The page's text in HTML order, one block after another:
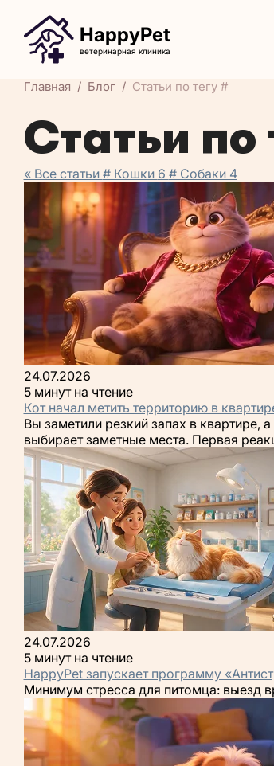
HappyPet
ветеринарная клиника
Главная Блог Статьи по тегу #
Статьи по
« Все статьи # Кошки 6 # Собаки 4
24.07.2026
5 минут на чтение
Кот начал метить территорию в
Вы заметили резкий запах в квартире,
выбирает заметные места. Первая
24.07.2026
5 минут на чтение
HappyPet запускает программу
Минимум стресса для питомца: выезд